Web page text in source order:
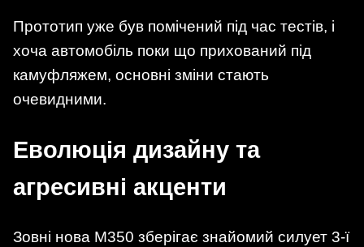
Прототип уже був помічений під час тестів, і
хоча автомобіль поки що прихований під
камуфляжем, основні зміни стають
очевидними.
Еволюція дизайну та
агресивні акценти
Зовні нова M350 зберігає знайомий силует 3-ї